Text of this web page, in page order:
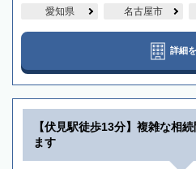
愛知県 名古屋市
詳細
【伏見駅徒歩13分】複雑な相
ます